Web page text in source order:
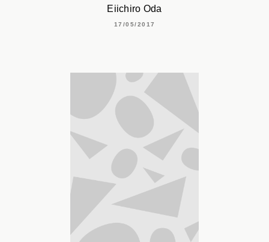
Eiichiro Oda
17/05/2017